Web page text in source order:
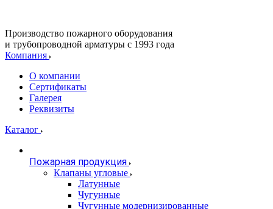
Производство пожарного оборудования
и трубопроводной арматуры с 1993 года
Компания
О компании
Сертификаты
Галерея
Реквизиты
Каталог
Пожарная продукция
Клапаны угловые
Латунные
Чугунные
Чугунные модернизированные